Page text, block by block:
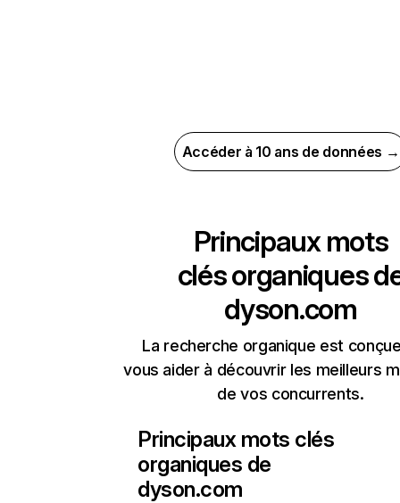
Accéder à 10 ans de données →
Principaux mots
clés organiques
dyson.com
La recherche organique est
vous aider à découvrir les meilleurs
de vos concurrents.
Principaux mots clés
organiques de
dyson.com